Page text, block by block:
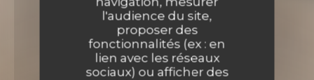
l'audience du site,
proposer des
fonctionnalités (ex : en
lien avec les réseaux
sociaux) ou afficher des